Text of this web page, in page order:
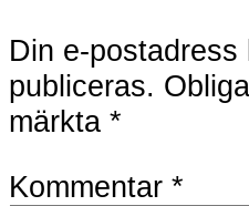
Din e-postadress
publiceras.
märkta *
Kommentar *